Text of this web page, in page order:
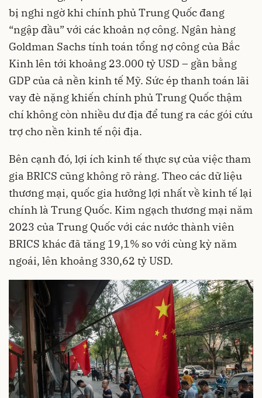
bị nghi ngờ khi chính phủ Trung Quốc đang
“ngập đầu” với các khoản nợ công. Ngân hàng
Goldman Sachs tính toán tổng nợ công của Bắc
Kinh lên tới khoảng 23.000 tỷ USD – gần bằng
GDP của cả nền kinh tế Mỹ. Sức ép thanh toán lãi
vay đè nặng khiến chính phủ Trung Quốc thậm
chí không còn nhiều dư địa để tung ra các gói cứu
trợ cho nền kinh tế nội địa.
Bên cạnh đó, lợi ích kinh tế thực sự của việc tham
gia BRICS cũng không rõ ràng. Theo các dữ liệu
thương mại, quốc gia hưởng lợi nhất về kinh tế lại
chính là Trung Quốc. Kim ngạch thương mại năm
2023 của Trung Quốc với các nước thành viên
BRICS khác đã tăng 19,1% so với cùng kỳ năm
ngoái, lên khoảng 330,62 tỷ USD.